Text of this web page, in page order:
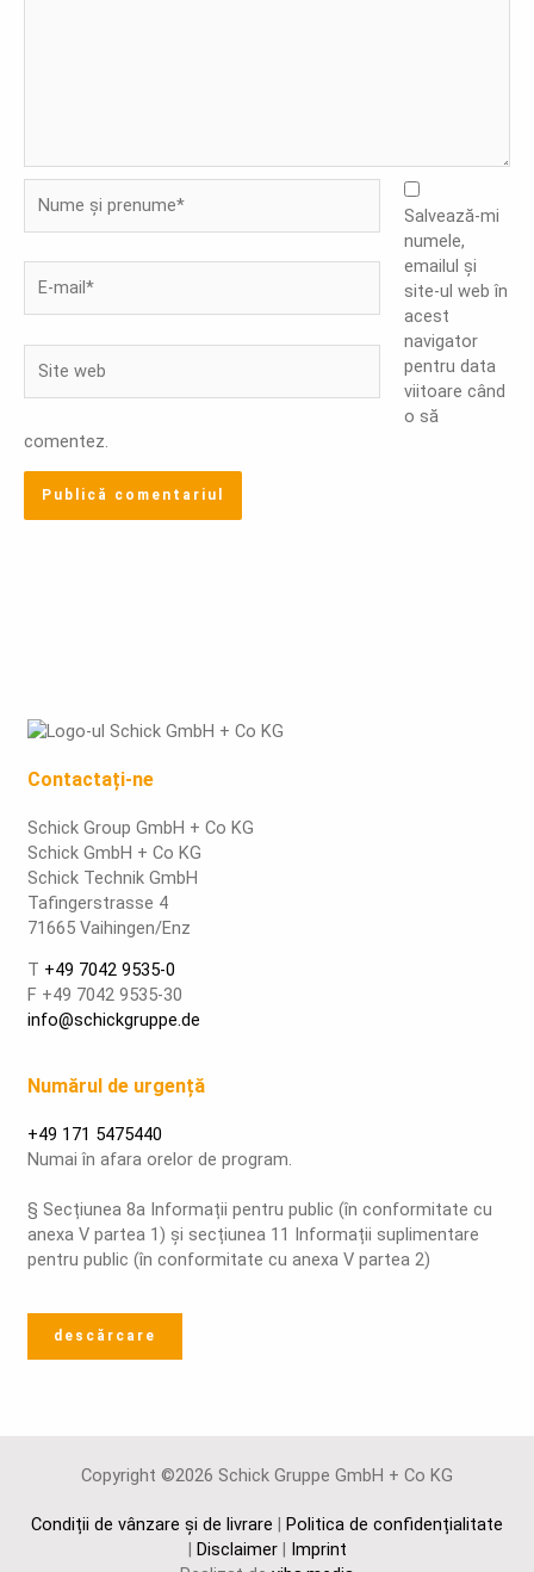
prenume*
mail*
web
Salvează-mi
numele,
emailul și
site-ul web în
acest
navigator
pentru data
viitoare când
o să
comentez.
Contactați-ne
Schick Group GmbH + Co KG
Schick GmbH + Co KG
Schick Technik GmbH
Tafingerstrasse 4
71665 Vaihingen/Enz
T +49 7042 9535-0
F +49 7042 9535-30
info@schickgruppe.de
Numărul de urgență
+49 171 5475440
Numai în afara orelor de program.
§ Secțiunea 8a Informații pentru public (în conformitate cu
anexa V partea 1) și secțiunea 11 Informații suplimentare
pentru public (în conformitate cu anexa V partea 2)
descărcare
Copyright ©2026 Schick Gruppe GmbH + Co KG
Condiții de vânzare și de livrare | Politica de confidențialitate
| Disclaimer| Imprint